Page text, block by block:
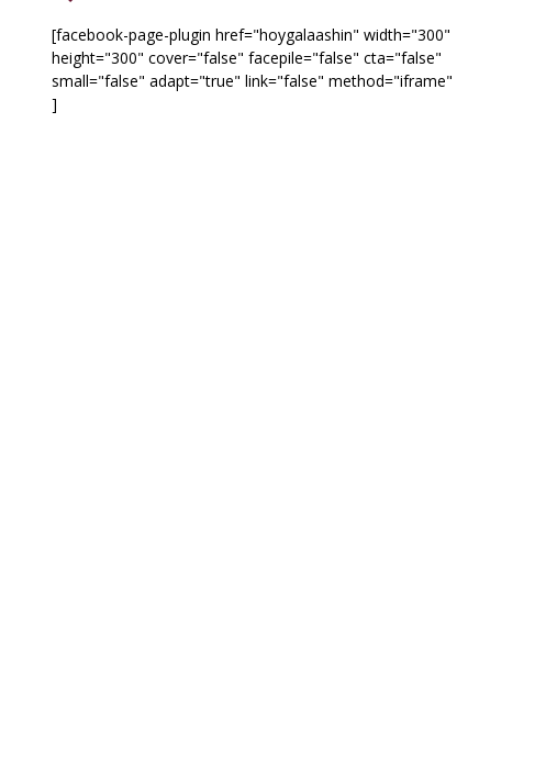
[facebook-page-plugin href="hoygalaashin" width="300"
height="300" cover="false" facepile="false" cta="false"
small="false" adapt="true" link="false" method="iframe"
]